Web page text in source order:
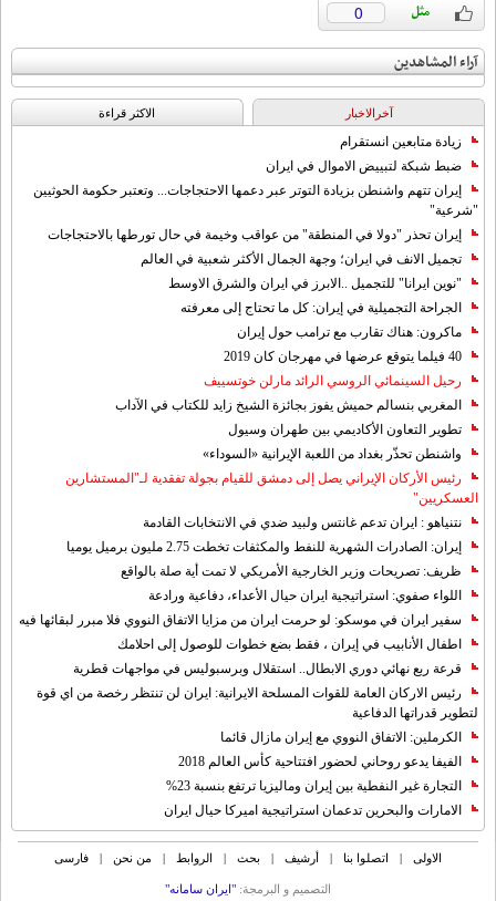
0
آراء المشاهدين
آخرالاخبار الاکثر قراءة
زيادة متابعين انستقرام
ضبط شبكة لتبييض الاموال في ايران
إيران تتهم واشنطن بزيادة التوتر عبر دعمها الاحتجاجات... وتعتبر حكومة الحوثيين
"شرعية"
إيران تحذر "دولا في المنطقة" من عواقب وخيمة في حال تورطها بالاحتجاجات
تجميل الانف في ايران؛ وجهة الجمال الأكثر شعبية في العالم
"نوين ايرانا" للتجميل ..الابرز في ايران والشرق الاوسط
الجراحة التجميلية في إيران: كل ما تحتاج إلى معرفته
ماكرون: هناك تقارب مع ترامب حول إيران
40 فيلما يتوقع عرضها في مهرجان كان 2019
رحيل السينمائي الروسي الرائد مارلن خوتسييف
المغربي بنسالم حميش يفوز بجائزة الشيخ زايد للكتاب في الآداب
تطوير التعاون الأكاديمي بين طهران وسيول
واشنطن تحذّر بغداد من اللعبة الإيرانية «السوداء»
رئيس الأركان الإيراني يصل إلى دمشق للقيام بجولة تفقدية لـ"المستشارين
العسكريين"
نتنياهو : ايران تدعم غانتس ولبيد ضدي في الانتخابات القادمة
إيران: الصادرات الشهریة للنفط والمكثفات تخطت 2.75 مليون برميل يوميا
ظريف: تصريحات وزير الخارجية الأمريكي لا تمت أية صلة بالواقع
اللواء صفوي: استراتيجية ايران حيال الأعداء، دفاعية ورادعة
سفير ايران في موسكو: لو حرمت ايران من مزايا الاتفاق النووي فلا مبرر لبقائها فيه
اطفال الأنابيب في إيران ، فقط بضع خطوات للوصول إلى احلامك
قرعة ربع نهائي دوري الابطال.. استقلال وبرسبوليس في مواجهات قطرية
رئيس الاركان العامة للقوات المسلحة الايرانية: ايران لن تنتظر رخصة من اي قوة
لتطوير قدراتها الدفاعية
الكرملين: الاتفاق النووي مع إيران مازال قائما
الفيفا يدعو روحاني لحضور افتتاحية كأس العالم 2018
التجارة غیر النفطیة بین إیران ومالیزیا ترتفع بنسبة 23%
الامارات والبحرين تدعمان استراتيجية اميركا حيال ايران
الاولی | اتصلوا بنا | أرشیف | بحث | الروابط | من نحن | فارسی
التصمیم و البرمجة: "ایران سامانه"